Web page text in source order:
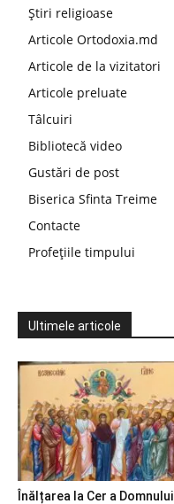
Știri religioase
Articole Ortodoxia.md
Articole de la vizitatori
Articole preluate
Tâlcuiri
Bibliotecă video
Gustări de post
Biserica Sfinta Treime
Contacte
Profețiile timpului
Ultimele articole
Înălțarea la Cer a Domnului